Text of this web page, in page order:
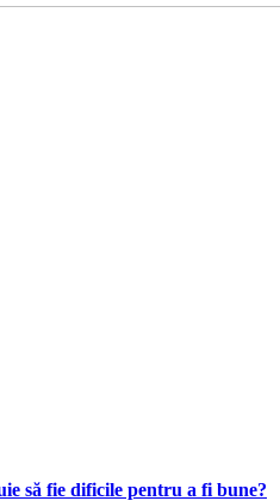
să fie dificile pentru a fi bune?